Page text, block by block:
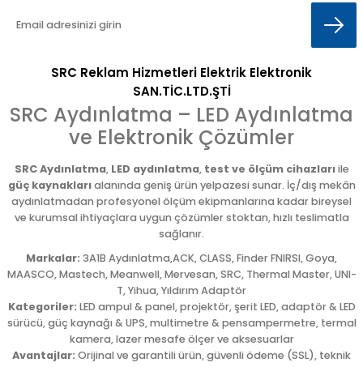
SRC Reklam Hizmetleri Elektrik Elektronik
SAN.TİC.LTD.ŞTİ
SRC Aydınlatma – LED Aydınlatma
ve Elektronik Çözümler
SRC Aydınlatma, LED aydınlatma, test ve ölçüm cihazlarıile
güç kaynaklarıalanında geniş ürün yelpazesi sunar. İç/dış mekân
aydınlatmadan profesyonel ölçüm ekipmanlarına kadar bireysel
ve kurumsal ihtiyaçlara uygun çözümler stoktan, hızlı teslimatla
sağlanır.
Markalar: 3A1B Aydınlatma,ACK, CLASS, Finder FNIRSI, Goya,
MAASCO, Mastech, Meanwell, Mervesan, SRC, Thermal Master, UNI-
T, Yihua, Yıldırım Adaptör
Kategoriler: LED ampul & panel, projektör, şerit LED, adaptör & LED
sürücü, güç kaynağı & UPS, multimetre & pensampermetre, termal
kamera, lazer mesafe ölçer ve aksesuarlar
Avantajlar: Orijinal ve garantili ürün, güvenli ödeme (SSL), teknik